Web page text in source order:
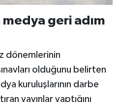
medya geri adım
dönemlerinin
olduğunu belirten
kuruluşlarının darbe
yayınlar yaptığını